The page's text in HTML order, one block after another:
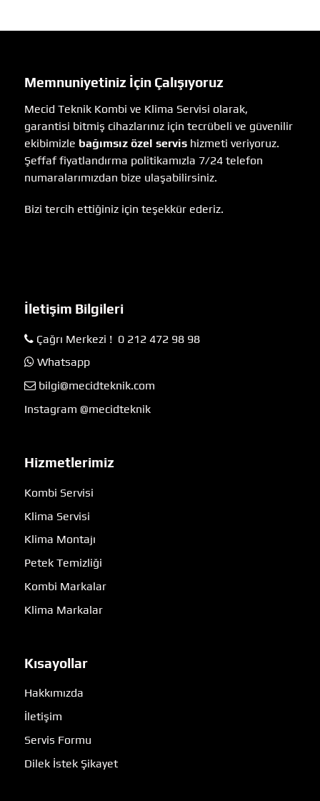
Memnuniyetiniz İçin Çalışıyoruz
Mecid Teknik Kombi ve Klima Servisi olarak,
garantisi bitmiş cihazlarınız için tecrübeli ve güvenilir
ekibimizle bağımsız özel servis hizmeti veriyoruz.
Şeffaf fiyatlandırma politikamızla 7/24 telefon
numaralarımızdan bize ulaşabilirsiniz.
Bizi tercih ettiğiniz için teşekkür ederiz.
İletişim Bilgileri
Çağrı Merkezi ! 0 212 472 98 98
Whatsapp
bilgi@mecidteknik.com
Instagram @mecidteknik
Hizmetlerimiz
Kombi Servisi
Klima Servisi
Klima Montajı
Petek Temizliği
Kombi Markalar
Klima Markalar
Kısayollar
Hakkımızda
İletişim
Servis Formu
Dilek İstek Şikayet